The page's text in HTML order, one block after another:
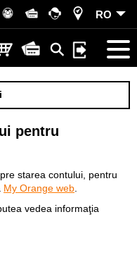
RO
pentru
starea contului, pentru
My Orange web
vedea informaţia